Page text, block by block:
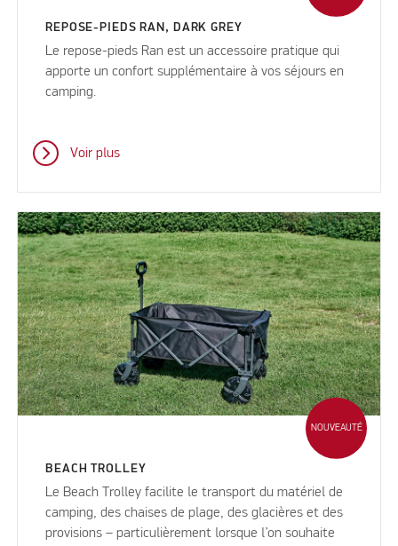
REPOSE-PIEDS RAN, DARK GREY
Le repose-pieds Ran est un accessoire pratique qui
apporte un confort supplémentaire à vos séjours en
camping.
Voir plus
NOUVEAUTÉ
BEACH TROLLEY
Le Beach Trolley facilite le transport du matériel de
camping, des chaises de plage, des glacières et des
provisions – particulièrement lorsque l’on souhaite